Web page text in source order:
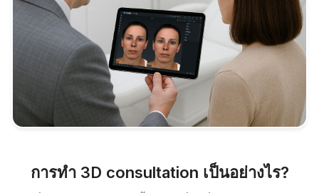
การทำ 3D consultation เป็นอย่างไร?